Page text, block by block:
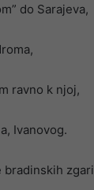
do Sarajeva,
ravno k njoj,
Ivanovog.
bradinskih